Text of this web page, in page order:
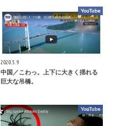
YouTube
2020.5.9
中国／こわっ。上下に大きく揺れる
巨大な吊橋。
YouTube